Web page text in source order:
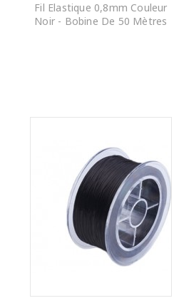
Fil Elastique 0,8mm Couleur
Noir - Bobine De 50 Mètres